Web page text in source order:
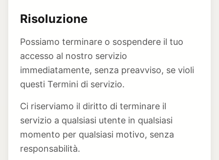
Risoluzione
Possiamo terminare o sospendere il tuo
accesso al nostro servizio
immediatamente, senza preavviso, se violi
questi Termini di servizio.
Ci riserviamo il diritto di terminare il
servizio a qualsiasi utente in qualsiasi
momento per qualsiasi motivo, senza
responsabilità.